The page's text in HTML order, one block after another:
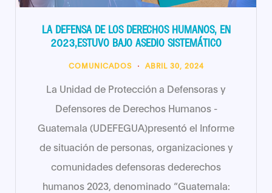
LA DEFENSA DE LOS DERECHOS HUMANOS, EN
2023,ESTUVO BAJO ASEDIO SISTEMÁTICO
COMUNICADOS ABRIL 30, 2024
La Unidad de Protección a Defensoras y
Defensores de Derechos Humanos -
Guatemala (UDEFEGUA)presentó el Informe
de situación de personas, organizaciones y
comunidades defensoras dederechos
humanos 2023, denominado “Guatemala: